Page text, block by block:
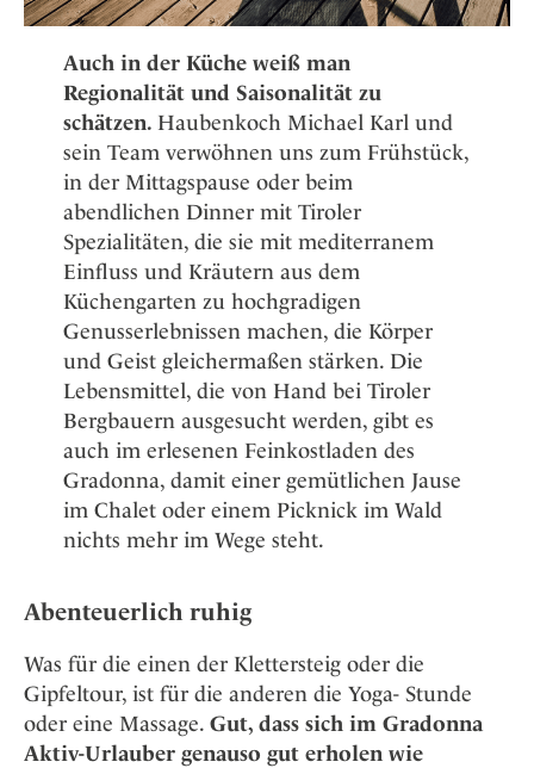
Auch in der Küche weiß man
Regionalität und Saisonalität zu
schätzen. Haubenkoch Michael Karl und
sein Team verwöhnen uns zum Frühstück,
in der Mittagspause oder beim
abendlichen Dinner mit Tiroler
Spezialitäten, die sie mit mediterranem
Einfluss und Kräutern aus dem
Küchengarten zu hochgradigen
Genusserlebnissen machen, die Körper
und Geist gleichermaßen stärken. Die
Lebensmittel, die von Hand bei Tiroler
Bergbauern ausgesucht werden, gibt es
auch im erlesenen Feinkostladen des
Gradonna, damit einer gemütlichen Jause
im Chalet oder einem Picknick im Wald
nichts mehr im Wege steht.
Abenteuerlich ruhig
Was für die einen der Klettersteig oder die
Gipfeltour, ist für die anderen die Yoga- Stunde
oder eine Massage. Gut, dass sich im Gradonna
Aktiv-Urlauber genauso gut erholen wie